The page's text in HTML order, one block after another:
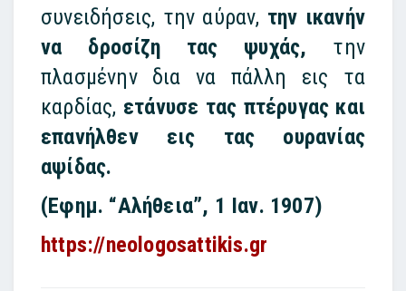
συνειδήσεις, την αύραν, την ικανήν
να δροσίζη τας ψυχάς, την
πλασμένην δια να πάλλη εις τα
καρδίας, ετάνυσε τας πτέρυγας και
επανήλθεν εις τας ουρανίας
αψίδας.
(Εφημ. “Αλήθεια”, 1 Ιαν. 1907)
https://neologosattikis.gr